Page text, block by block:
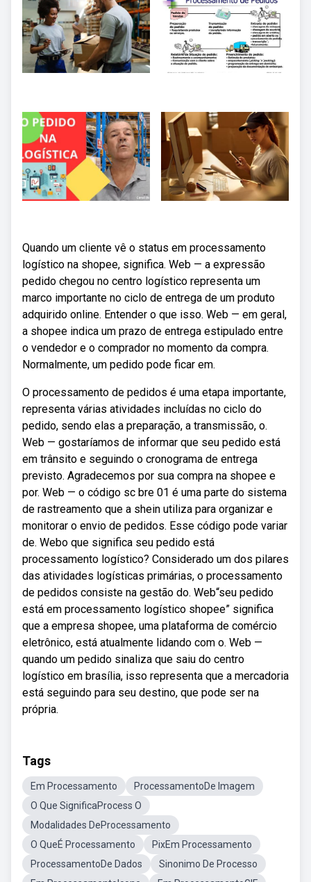
Quando um cliente vê o status em processamento
logístico na shopee, significa. Web — a expressão
pedido chegou no centro logístico representa um
marco importante no ciclo de entrega de um produto
adquirido online. Entender o que isso. Web — em geral,
a shopee indica um prazo de entrega estipulado entre
o vendedor e o comprador no momento da compra.
Normalmente, um pedido pode ficar em.
O processamento de pedidos é uma etapa importante,
representa várias atividades incluídas no ciclo do
pedido, sendo elas a preparação, a transmissão, o.
Web — gostaríamos de informar que seu pedido está
em trânsito e seguindo o cronograma de entrega
previsto. Agradecemos por sua compra na shopee e
por. Web — o código sc bre 01 é uma parte do sistema
de rastreamento que a shein utiliza para organizar e
monitorar o envio de pedidos. Esse código pode variar
de. Webo que significa seu pedido está
processamento logístico? Considerado um dos pilares
das atividades logísticas primárias, o processamento
de pedidos consiste na gestão do. Web“seu pedido
está em processamento logístico shopee” significa
que a empresa shopee, uma plataforma de comércio
eletrônico, está atualmente lidando com o. Web —
quando um pedido sinaliza que saiu do centro
logístico em brasília, isso representa que a mercadoria
está seguindo para seu destino, que pode ser na
própria.
Tags
Em Processamento
ProcessamentoDe Imagem
O Que SignificaProcess O
Modalidades DeProcessamento
O QueÉ Processamento
PixEm Processamento
ProcessamentoDe Dados
Sinonimo De Processo